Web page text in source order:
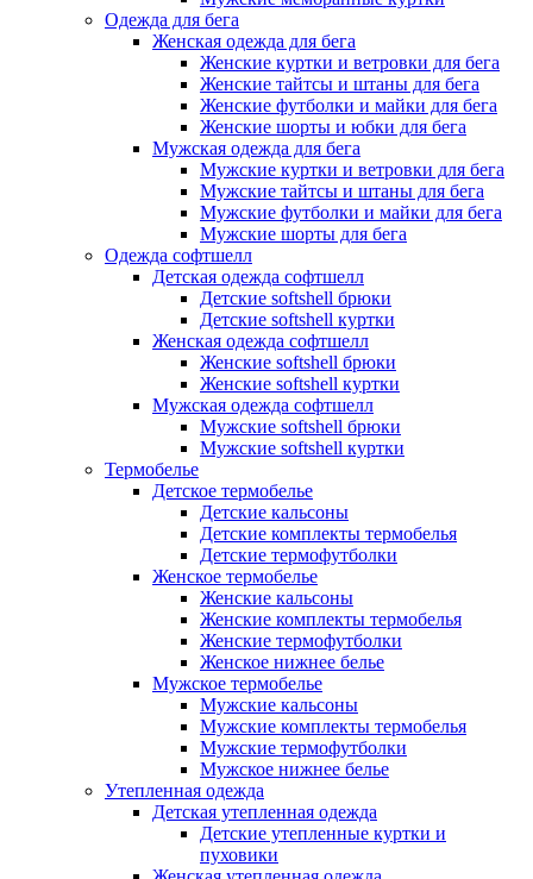
Одежда для бега
Женская одежда для бега
Женские куртки и ветровки для бега
Женские тайтсы и штаны для бега
Женские футболки и майки для бега
Женские шорты и юбки для бега
Мужская одежда для бега
Мужские куртки и ветровки для бега
Мужские тайтсы и штаны для бега
Мужские футболки и майки для бега
Мужские шорты для бега
Одежда софтшелл
Детская одежда софтшелл
Детские softshell брюки
Детские softshell куртки
Женская одежда софтшелл
Женские softshell брюки
Женские softshell куртки
Мужская одежда софтшелл
Мужские softshell брюки
Мужские softshell куртки
Термобелье
Детское термобелье
Детские кальсоны
Детские комплекты термобелья
Детские термофутболки
Женское термобелье
Женские кальсоны
Женские комплекты термобелья
Женские термофутболки
Женское нижнее белье
Мужское термобелье
Мужские кальсоны
Мужские комплекты термобелья
Мужские термофутболки
Мужское нижнее белье
Утепленная одежда
Детская утепленная одежда
Детские утепленные куртки и
пуховики